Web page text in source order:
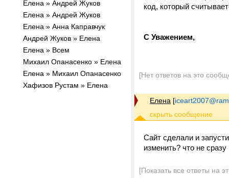
Елена » Андрей Жуков
Елена » Андрей Жуков
Елена » Анна Каправчук
Андрей Жуков » Елена
Елена » Всем
Михаил Опанасенко » Елена
Елена » Михаил Опанасенко
Хафизов Рустам » Елена
код, который
С Уважением,
[Нет ответов на это
Елена [
Сайт сделали и
изменить? что не
[Показать все ответы на